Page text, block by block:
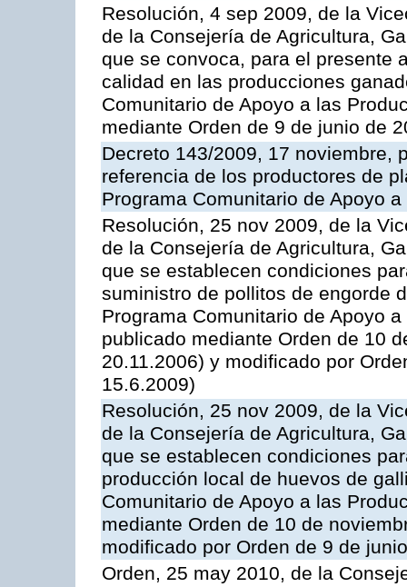
Resolución, 4 sep 2009, de la
de la Consejería de Agricultura,
que se convoca, para el presente
calidad en las producciones
Comunitario de Apoyo a las
mediante Orden de 9 de junio de
Decreto 143/2009, 17 noviembre,
referencia de los productores de
Programa Comunitario de Apoyo
Resolución, 25 nov 2009, de la
de la Consejería de Agricultura,
que se establecen condiciones
suministro de pollitos de engorde
Programa Comunitario de Apoyo
publicado mediante Orden de 10
20.11.2006) y modificado por
15.6.2009)
Resolución, 25 nov 2009, de la
de la Consejería de Agricultura,
que se establecen condiciones
producción local de huevos de
Comunitario de Apoyo a las
mediante Orden de 10 de
modificado por Orden de 9 de
Orden, 25 may 2010, de la